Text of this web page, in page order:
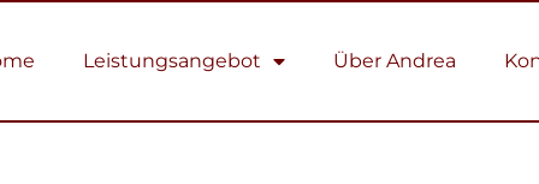
Leistungsangebot Über Andrea